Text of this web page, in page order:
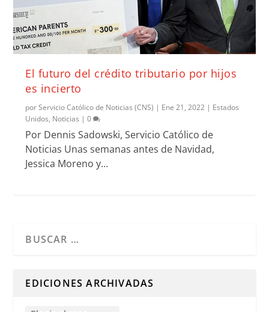
El futuro del crédito tributario por hijos
es incierto
porServicio Católico de Noticias (CNS) | Ene 21, 2022 | Estados
Unidos, Noticias |0
Por Dennis Sadowski, Servicio Católico de
Noticias Unas semanas antes de Navidad,
Jessica Moreno y...
EDICIONES ARCHIVADAS